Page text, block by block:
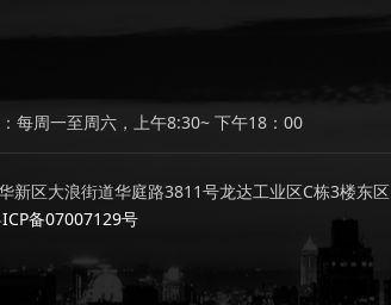
每周一至周六，上午8:30~ 下午18：00
新区大浪街道华庭路3811号龙达工业区C栋3楼东区
备07007129号